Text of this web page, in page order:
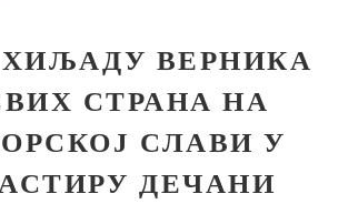
ВЕРНИКА
СТРАНА НА
СЛАВИ У
ДЕЧАНИ